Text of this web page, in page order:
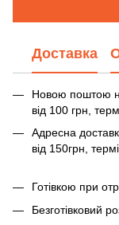
Доставка
Новою поштою на
від 100 грн,
Адресна
від 150грн,
Готівкою при
Безготівковий